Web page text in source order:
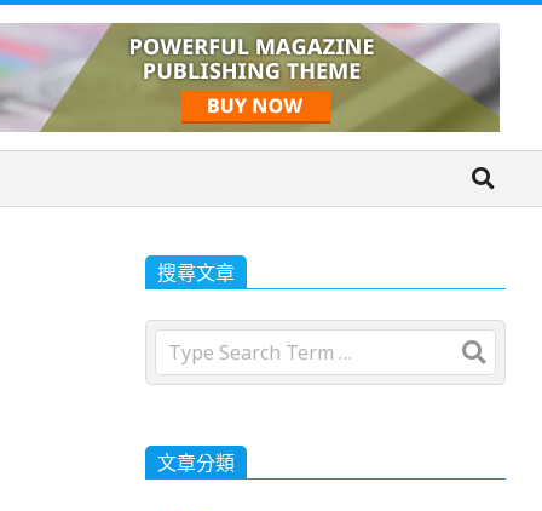
搜尋文章
Search
文章分類